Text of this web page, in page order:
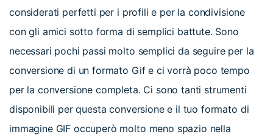
considerati perfetti per i profili e per la condivisione
con gli amici sotto forma di semplici battute. Sono
necessari pochi passi molto semplici da seguire per la
conversione di un formato Gif e ci vorrà poco tempo
per la conversione completa. Ci sono tanti strumenti
disponibili per questa conversione e il tuo formato di
immagine GIF occuperò molto meno spazio nella